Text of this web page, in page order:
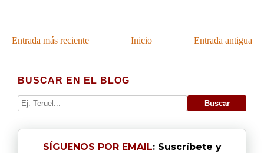
Entrada más reciente Entrada antigua
Inicio
BUSCAR EN EL BLOG
SÍGUENOS POR EMAIL: Suscríbete y